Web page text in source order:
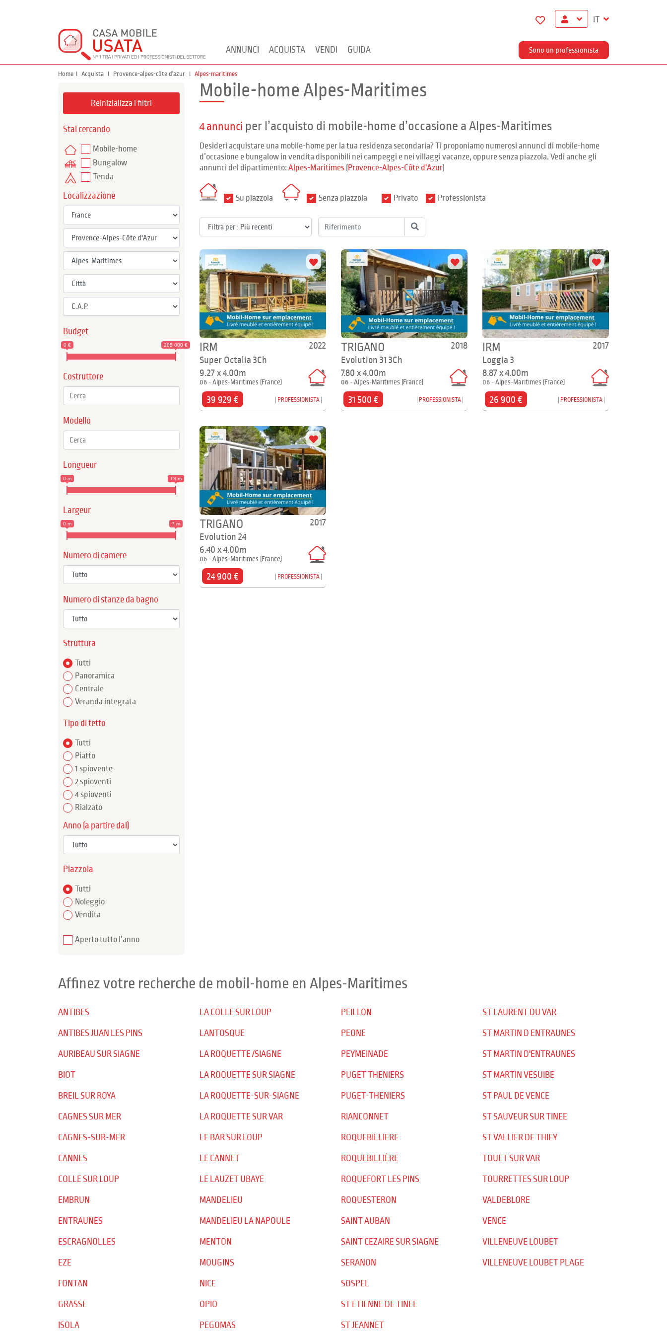
IT
ANNUNCI ACQUISTA VENDI GUIDA Sono un professionista
Home Acquista Provence-alpes-côte d'azur Alpes-maritimes
Reinizializza i filtri
Stai cercando
Mobile-home
Bungalow
Tenda
Localizzazione
Budget
0 € 205 000 €
Costruttore
Modello
Longueur
0 m 13 m
Largeur
0 m 7 m
Numero di camere
Numero di stanze da bagno
Struttura
Tutti
Panoramica
Centrale
Veranda integrata
Tipo di tetto
Tutti
Piatto
1 spiovente
2 spioventi
4 spioventi
Rialzato
Anno (a partire dal)
Piazzola
Tutti
Noleggio
Vendita
Aperto tutto l’anno
Mobile-home Alpes-Maritimes
4 annunci per l’acquisto di mobile-home d’occasione a Alpes-Maritimes
Desideri acquistare una mobile-home per la tua residenza secondaria? Ti proponiamo numerosi annunci di mobile-home
d’occasione e bungalow in vendita disponibili nei campeggi e nei villaggi vacanze, oppure senza piazzola. Vedi anche gli
annunci del dipartimento: Alpes-Maritimes (Provence-Alpes-Côte d'Azur)
Su piazzola Senza piazzola Privato Professionista
2022
IRM
Super Octalia 3Ch
9.27 x 4.00m
06 - Alpes-Maritimes (France)
39 929 € PROFESSIONISTA
2018
TRIGANO
Evolution 31 3Ch
7.80 x 4.00m
06 - Alpes-Maritimes (France)
31 500 € PROFESSIONISTA
2017
IRM
Loggia 3
8.87 x 4.00m
06 - Alpes-Maritimes (France)
26 900 € PROFESSIONISTA
2017
TRIGANO
Evolution 24
6.40 x 4.00m
06 - Alpes-Maritimes (France)
24 900 € PROFESSIONISTA
Affinez votre recherche de mobil-home en Alpes-Maritimes
ANTIBES
ANTIBES JUAN LES PINS
AURIBEAU SUR SIAGNE
BIOT
BREIL SUR ROYA
CAGNES SUR MER
CAGNES-SUR-MER
CANNES
COLLE SUR LOUP
EMBRUN
ENTRAUNES
ESCRAGNOLLES
EZE
FONTAN
GRASSE
ISOLA
LA COLLE SUR LOUP
LANTOSQUE
LA ROQUETTE /SIAGNE
LA ROQUETTE SUR SIAGNE
LA ROQUETTE-SUR-SIAGNE
LA ROQUETTE SUR VAR
LE BAR SUR LOUP
LE CANNET
LE LAUZET UBAYE
MANDELIEU
MANDELIEU LA NAPOULE
MENTON
MOUGINS
NICE
OPIO
PEGOMAS
PEILLON
PEONE
PEYMEINADE
PUGET THENIERS
PUGET-THENIERS
RIANCONNET
ROQUEBILLIERE
ROQUEBILLIÈRE
ROQUEFORT LES PINS
ROQUESTERON
SAINT AUBAN
SAINT CEZAIRE SUR SIAGNE
SERANON
SOSPEL
ST ETIENNE DE TINEE
ST JEANNET
ST LAURENT DU VAR
ST MARTIN D ENTRAUNES
ST MARTIN D'ENTRAUNES
ST MARTIN VESUIBE
ST PAUL DE VENCE
ST SAUVEUR SUR TINEE
ST VALLIER DE THIEY
TOUET SUR VAR
TOURRETTES SUR LOUP
VALDEBLORE
VENCE
VILLENEUVE LOUBET
VILLENEUVE LOUBET PLAGE